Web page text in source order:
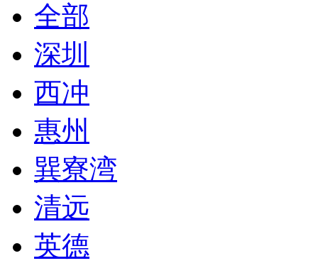
全部
深圳
西冲
惠州
巽寮湾
清远
英德